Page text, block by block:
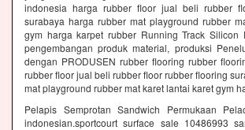
indonesia harga rubber floor jual beli rubber
surabaya harga rubber mat playground rubber
gym harga karpet rubber Running Track Silicon
pengembangan produk material, produksi
dengan PRODUSEN rubber flooring rubber
rubber floor jual beli rubber floor rubber flooring
mat playground rubber mat karet lantai karet gym
Pelapis Semprotan Sandwich Permukaan
indonesian.sportcourt surface sale 10486993